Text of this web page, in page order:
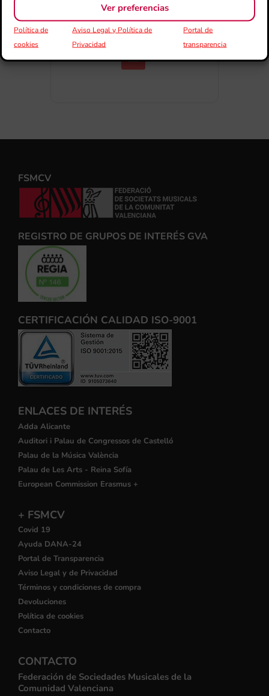
Ver preferencias
Política de
cookies
Aviso Legal y Política de
Privacidad
Portal de
transparencia
FSMCV
REGISTRO DE GRUPOS DE INTERÉS GVA
CERTIFICACIÓN CALIDAD ISO-9001
ENLACES DE INTERÉS
Adda Alicante
Auditori i Palau de Congressos de Castelló
Palau de la Música València
Palau de Les Arts - Reina Sofía
European Commission Erasmus +
+ FSMCV
Covid 19
Ayuda DANA-24
Portal de Transparencia
Aviso Legal y de Privacidad
Términos y condiciones de compra
Devoluciones
Política de cookies
Contacto
CONTACTO
Federación de Sociedades Musicales de la
Comunidad Valenciana